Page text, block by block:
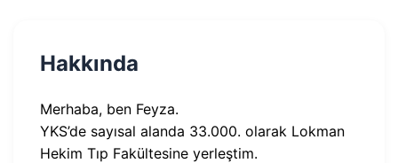
Hakkında
Merhaba, ben Feyza.
YKS’de sayısal alanda 33.000. olarak Lokman
Hekim Tıp Fakültesine yerleştim.